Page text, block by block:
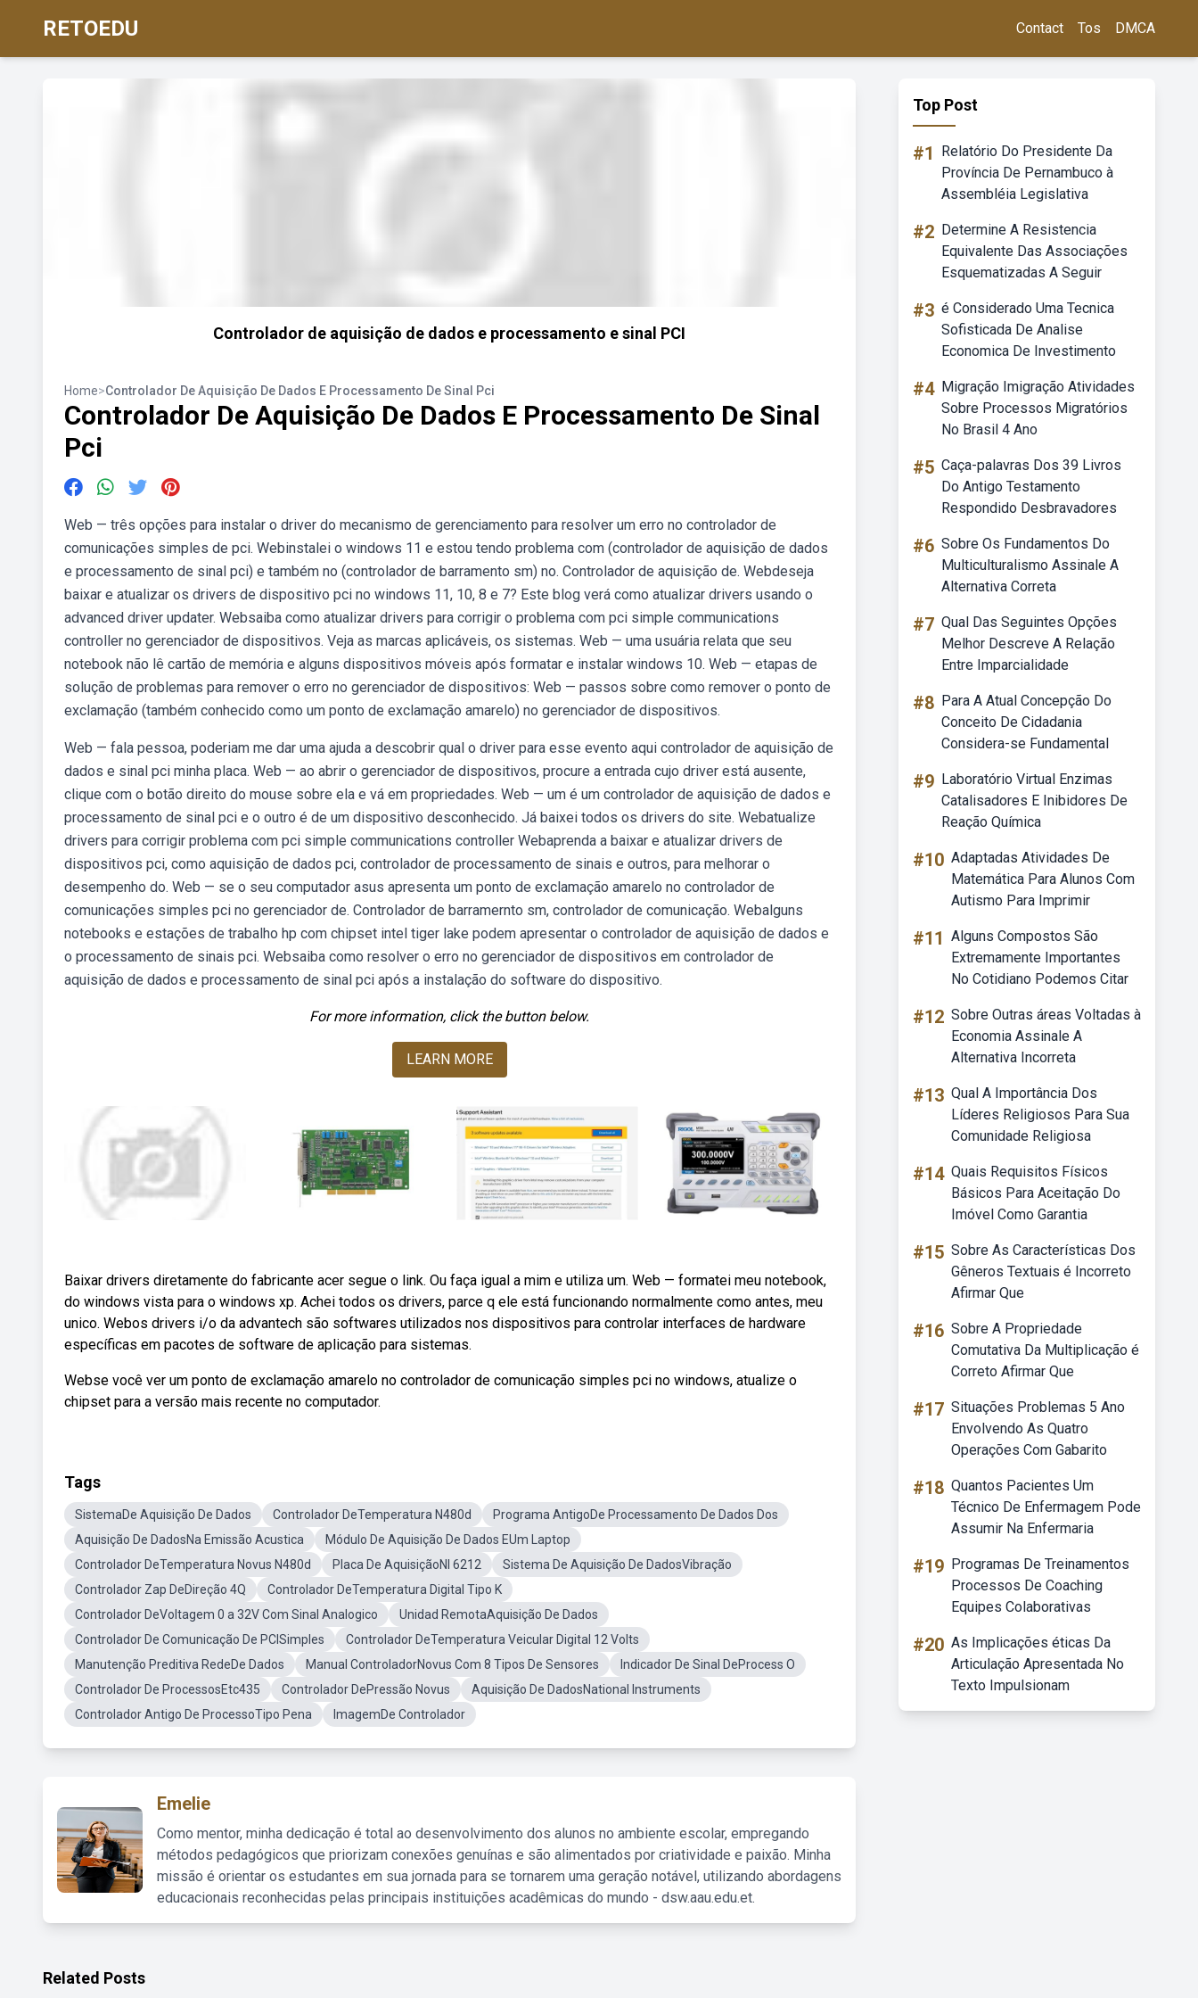
RETOEDU Contact Tos DMCA
‎Controlador de aquisição de dados e processamento e sinal PCI
Home>Controlador De Aquisição De Dados E Processamento De Sinal Pci
Controlador De Aquisição De Dados E Processamento De Sinal
Pci
Web — três opções para instalar o driver do mecanismo de gerenciamento para resolver um erro no controlador de
comunicações simples de pci. Webinstalei o windows 11 e estou tendo problema com (controlador de aquisição de dados
e processamento de sinal pci) e também no (controlador de barramento sm) no. Controlador de aquisição de. Webdeseja
baixar e atualizar os drivers de dispositivo pci no windows 11, 10, 8 e 7? Este blog verá como atualizar drivers usando o
advanced driver updater. Websaiba como atualizar drivers para corrigir o problema com pci simple communications
controller no gerenciador de dispositivos. Veja as marcas aplicáveis, os sistemas. Web — uma usuária relata que seu
notebook não lê cartão de memória e alguns dispositivos móveis após formatar e instalar windows 10. Web — etapas de
solução de problemas para remover o erro no gerenciador de dispositivos: Web — passos sobre como remover o ponto de
exclamação (também conhecido como um ponto de exclamação amarelo) no gerenciador de dispositivos.
Web — fala pessoa, poderiam me dar uma ajuda a descobrir qual o driver para esse evento aqui controlador de aquisição de
dados e sinal pci minha placa. Web — ao abrir o gerenciador de dispositivos, procure a entrada cujo driver está ausente,
clique com o botão direito do mouse sobre ela e vá em propriedades. Web — um é um controlador de aquisição de dados e
processamento de sinal pci e o outro é de um dispositivo desconhecido. Já baixei todos os drivers do site. Webatualize
drivers para corrigir problema com pci simple communications controller Webaprenda a baixar e atualizar drivers de
dispositivos pci, como aquisição de dados pci, controlador de processamento de sinais e outros, para melhorar o
desempenho do. Web — se o seu computador asus apresenta um ponto de exclamação amarelo no controlador de
comunicações simples pci no gerenciador de. Controlador de barramernto sm, controlador de comunicação. Webalguns
notebooks e estações de trabalho hp com chipset intel tiger lake podem apresentar o controlador de aquisição de dados e
o processamento de sinais pci. Websaiba como resolver o erro no gerenciador de dispositivos em controlador de
aquisição de dados e processamento de sinal pci após a instalação do software do dispositivo.
For more information, click the button below.
LEARN MORE
Baixar drivers diretamente do fabricante acer segue o link. Ou faça igual a mim e utiliza um. Web — formatei meu notebook,
do windows vista para o windows xp. Achei todos os drivers, parce q ele está funcionando normalmente como antes, meu
unico. Webos drivers i/o da advantech são softwares utilizados nos dispositivos para controlar interfaces de hardware
específicas em pacotes de software de aplicação para sistemas.
Webse você ver um ponto de exclamação amarelo no controlador de comunicação simples pci no windows, atualize o
chipset para a versão mais recente no computador.
Tags
SistemaDe Aquisição De Dados Controlador DeTemperatura N480d
Programa AntigoDe Processamento De Dados Dos
Aquisição De DadosNa Emissão Acustica
Módulo De Aquisição De Dados EUm Laptop
Controlador DeTemperatura Novus N480d
Placa De AquisiçãoNI 6212
Sistema De Aquisição De DadosVibração
Controlador Zap DeDireção 4Q
Controlador DeTemperatura Digital Tipo K
Controlador DeVoltagem 0 a 32V Com Sinal Analogico
Unidad RemotaAquisição De Dados
Controlador De Comunicação De PCISimples
Controlador DeTemperatura Veicular Digital 12 Volts
Manutenção Preditiva RedeDe Dados
Manual ControladorNovus Com 8 Tipos De Sensores
Indicador De Sinal DeProcess O
Controlador De ProcessosEtc435
Controlador DePressão Novus
Aquisição De DadosNational Instruments
Controlador Antigo De ProcessoTipo Pena
ImagemDe Controlador
Emelie
Como mentor, minha dedicação é total ao desenvolvimento dos alunos no ambiente escolar, empregando
métodos pedagógicos que priorizam conexões genuínas e são alimentados por criatividade e paixão. Minha
missão é orientar os estudantes em sua jornada para se tornarem uma geração notável, utilizando abordagens
educacionais reconhecidas pelas principais instituições acadêmicas do mundo - dsw.aau.edu.et.
Top Post
#1
Relatório Do Presidente Da
Província De Pernambuco à
Assembléia Legislativa
#2 Determine A Resistencia
Equivalente Das Associações
Esquematizadas A Seguir
#3 é Considerado Uma Tecnica
Sofisticada De Analise
Economica De Investimento
#4 Migração Imigração Atividades
Sobre Processos Migratórios
No Brasil 4 Ano
#5 Caça-palavras Dos 39 Livros
Do Antigo Testamento
Respondido Desbravadores
#6 Sobre Os Fundamentos Do
Multiculturalismo Assinale A
Alternativa Correta
#7 Qual Das Seguintes Opções
Melhor Descreve A Relação
Entre Imparcialidade
#8 Para A Atual Concepção Do
Conceito De Cidadania
Considera-se Fundamental
#9 Laboratório Virtual Enzimas
Catalisadores E Inibidores De
Reação Química
#10 Adaptadas Atividades De
Matemática Para Alunos Com
Autismo Para Imprimir
#11 Alguns Compostos São
Extremamente Importantes
No Cotidiano Podemos Citar
#12 Sobre Outras áreas Voltadas à
Economia Assinale A
Alternativa Incorreta
#13 Qual A Importância Dos
Líderes Religiosos Para Sua
Comunidade Religiosa
#14 Quais Requisitos Físicos
Básicos Para Aceitação Do
Imóvel Como Garantia
#15 Sobre As Características Dos
Gêneros Textuais é Incorreto
Afirmar Que
#16 Sobre A Propriedade
Comutativa Da Multiplicação é
Correto Afirmar Que
#17 Situações Problemas 5 Ano
Envolvendo As Quatro
Operações Com Gabarito
#18 Quantos Pacientes Um
Técnico De Enfermagem Pode
Assumir Na Enfermaria
#19 Programas De Treinamentos
Processos De Coaching
Equipes Colaborativas
#20 As Implicações éticas Da
Articulação Apresentada No
Texto Impulsionam
Related Posts